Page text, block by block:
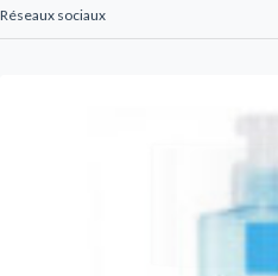
Réseaux sociaux